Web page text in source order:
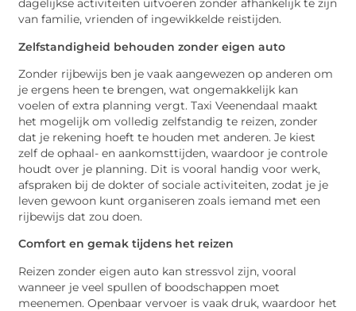
dagelijkse activiteiten uitvoeren zonder afhankelijk te zijn
van familie, vrienden of ingewikkelde reistijden.
Zelfstandigheid behouden zonder eigen auto
Zonder rijbewijs ben je vaak aangewezen op anderen om
je ergens heen te brengen, wat ongemakkelijk kan
voelen of extra planning vergt. Taxi Veenendaal maakt
het mogelijk om volledig zelfstandig te reizen, zonder
dat je rekening hoeft te houden met anderen. Je kiest
zelf de ophaal- en aankomsttijden, waardoor je controle
houdt over je planning. Dit is vooral handig voor werk,
afspraken bij de dokter of sociale activiteiten, zodat je je
leven gewoon kunt organiseren zoals iemand met een
rijbewijs dat zou doen.
Comfort en gemak tijdens het reizen
Reizen zonder eigen auto kan stressvol zijn, vooral
wanneer je veel spullen of boodschappen moet
meenemen. Openbaar vervoer is vaak druk, waardoor het